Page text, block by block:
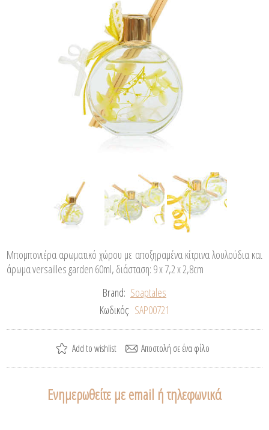
Μπομπονιέρα αρωματικό χώρου με αποξηραμένα κίτρινα λουλούδια και
άρωμα versailles garden 60ml, διάσταση: 9 x 7,2 x 2,8cm
Brand: Soaptales
Κωδικός: SAP00721
Ενημερωθείτε με email ή τηλεφωνικά